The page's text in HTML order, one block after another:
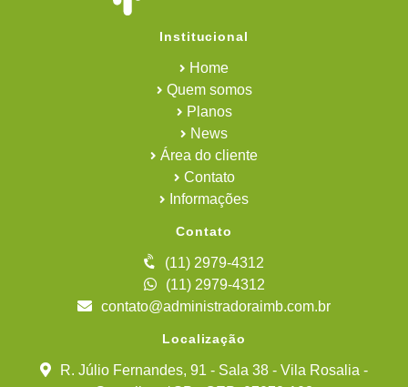
Institucional
Home
Quem somos
Planos
News
Área do cliente
Contato
Informações
Contato
(11) 2979-4312
(11) 2979-4312
contato@administradoraimb.com.br
Localização
R. Júlio Fernandes, 91 - Sala 38 - Vila Rosalia -